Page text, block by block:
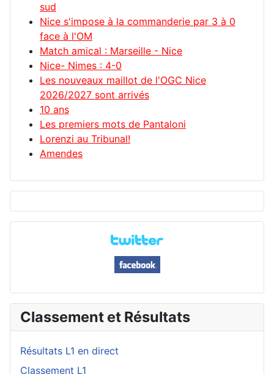
sud
Nice s'impose à la commanderie par 3 à 0
face à l'OM
Match amical : Marseille - Nice
Nice- Nimes : 4-0
Les nouveaux maillot de l'OGC Nice
2026/2027 sont arrivés
10 ans
Les premiers mots de Pantaloni
Lorenzi au Tribunal!
Amendes
Classement et Résultats
Résultats L1 en direct
Classement L1